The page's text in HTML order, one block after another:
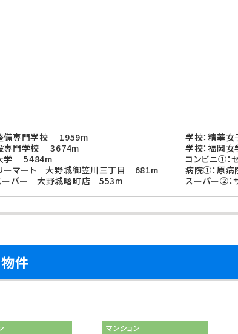
備専門学校 1959m
学校：精華
専門学校 3674m
学校：福岡
学 5484m
コンビニ①
リーマート 大野城御笠川三丁目 681m
病院①：原
ーパー 大野城曙町店 553m
スーパー②
件
マンション